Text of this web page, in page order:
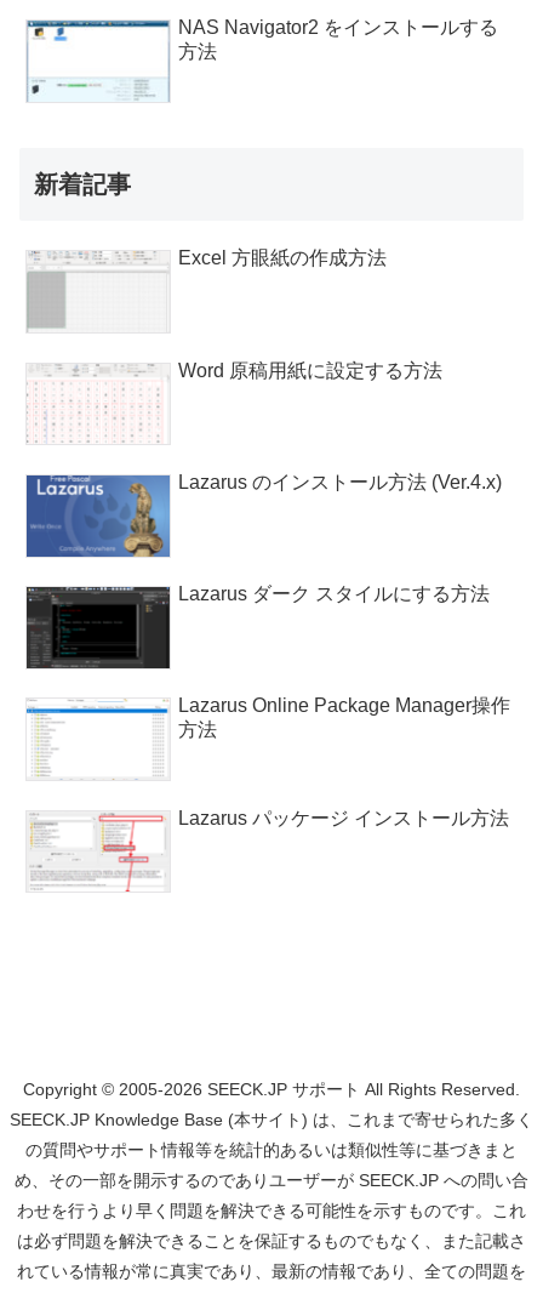
NAS Navigator2 をインストールする
方法
新着記事
Excel 方眼紙の作成方法
Word 原稿用紙に設定する方法
Lazarus のインストール方法 (Ver.4.x)
Lazarus ダーク スタイルにする方法
Lazarus Online Package Manager操作
方法
Lazarus パッケージ インストール方法
Copyright © 2005-2026 SEECK.JP サポート All Rights Reserved.
SEECK.JP Knowledge Base (本サイト) は、これまで寄せられた多く
の質問やサポート情報等を統計的あるいは類似性等に基づきまと
め、その一部を開示するのでありユーザーが SEECK.JP への問い合
わせを行うより早く問題を解決できる可能性を示すものです。これ
は必ず問題を解決できることを保証するものでもなく、また記載さ
れている情報が常に真実であり、最新の情報であり、全ての問題を